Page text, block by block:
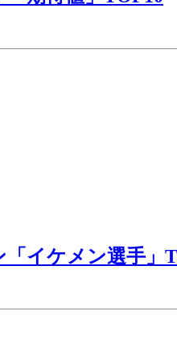
「イケメン選手」